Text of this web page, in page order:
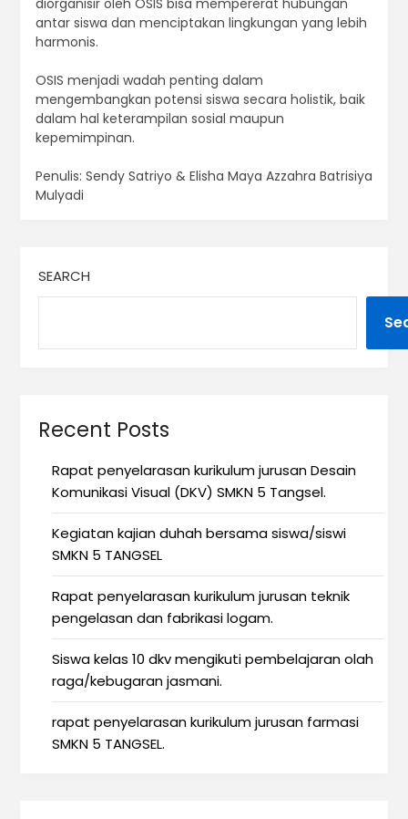
antar siswa dan menciptakan lingkungan yang lebih
harmonis.
OSIS menjadi wadah penting dalam
mengembangkan potensi siswa secara holistik, baik
dalam hal keterampilan sosial maupun
kepemimpinan.
Penulis: Sendy Satriyo & Elisha Maya Azzahra Batrisiya
Mulyadi
SEARCH
Recent Posts
Rapat penyelarasan kurikulum jurusan Desain
Komunikasi Visual (DKV) SMKN 5 Tangsel.
Kegiatan kajian duhah bersama siswa/siswi
SMKN 5 TANGSEL
Rapat penyelarasan kurikulum jurusan teknik
pengelasan dan fabrikasi logam.
Siswa kelas 10 dkv mengikuti pembelajaran olah
raga/kebugaran jasmani.
rapat penyelarasan kurikulum jurusan farmasi
SMKN 5 TANGSEL.